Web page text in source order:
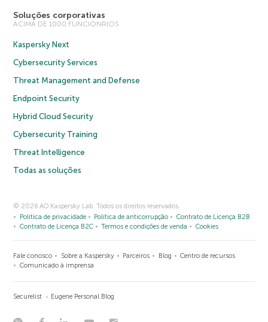
Soluções corporativas
ACIMA DE 1000 FUNCIONRIOS
Kaspersky Next
Cybersecurity Services
Threat Management and Defense
Endpoint Security
Hybrid Cloud Security
Cybersecurity Training
Threat Intelligence
Todas as soluções
© 2026 AO Kaspersky Lab. Todos os direitos reservados.
Política de privacidade
Política de anticorrupção
Contrato de Licença B2B
Contrato de Licença B2C
Termos e condições de venda Cookies
Fale conosco Sobre a Kaspersky Parceiros Blog
Centro de recursos
Comunicado à imprensa
Securelist Eugene Personal Blog